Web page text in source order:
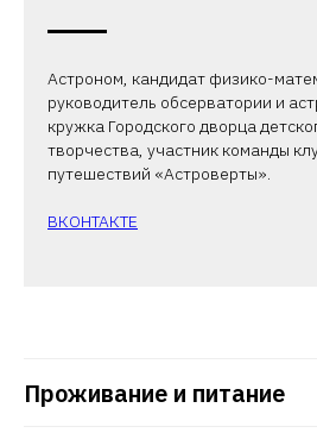
Астроном, кандидат физико-
руководитель обсерватории и
кружка Городского дворца
творчества, участник команды
путешествий «Астроверты».
ВКОНТАКТЕ
Проживание и питание